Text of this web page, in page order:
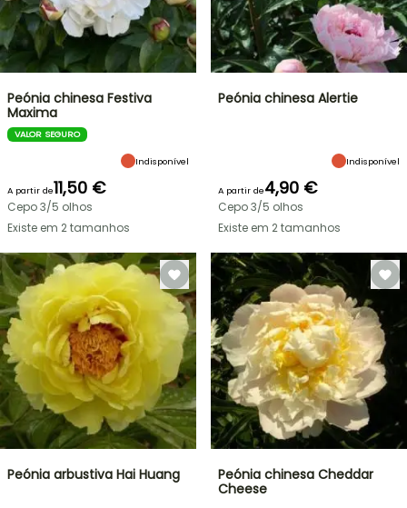
Peónia chinesa Festiva
Maxima
VALOR SEGURO
Indisponível
A partir de11,50 €
Cepo 3/5 olhos
Existe em 2 tamanhos
Peónia chinesa Alertie
Indisponível
A partir de4,90 €
Cepo 3/5 olhos
Existe em 2 tamanhos
Peónia arbustiva Hai Huang
Peónia chinesa Cheddar
Cheese